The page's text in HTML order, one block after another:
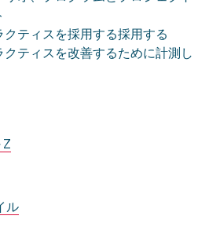
クティスを採用する採用する
クティスを改善するために計測し
Z
ル